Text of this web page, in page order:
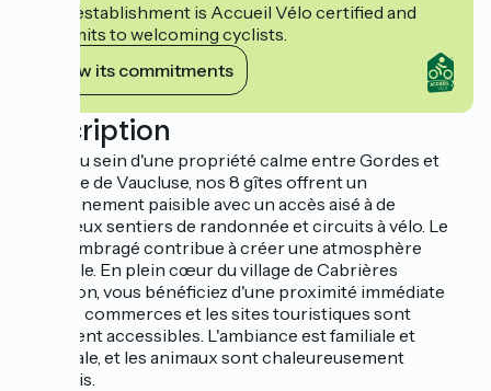
This establishment is Accueil Vélo certified and
commits to welcoming cyclists.
View its commitments
Description
Situés au sein d'une propriété calme entre Gordes et
Fontaine de Vaucluse, nos 8 gîtes offrent un
environnement paisible avec un accès aisé à de
nombreux sentiers de randonnée et circuits à vélo. Le
jardin ombragé contribue à créer une atmosphère
tranquille. En plein cœur du village de Cabrières
d'Avignon, vous bénéficiez d'une proximité immédiate
avec les commerces et les sites touristiques sont
facilement accessibles. L'ambiance est familiale et
conviviale, et les animaux sont chaleureusement
accueillis.